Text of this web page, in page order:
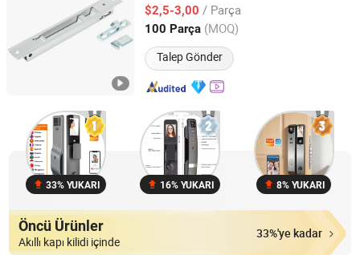
$2,5-3,00 / Parça
100 Parça (MOQ)
Talep Gönder
Guangdong, China Fiyat 2025
33% YUKARI 16% YUKARI 8% YUKARI
Öncü Ürünler
Akıllı kapı kilidi içinde
33%'ye kadar